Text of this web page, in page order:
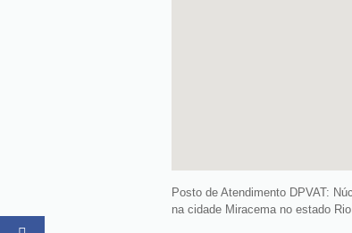
Posto de Atendimento DPVAT:
na cidade Miracema no estado